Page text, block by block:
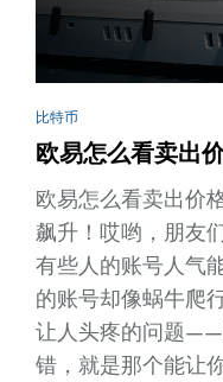
比特币
欧易怎么看卖出
欧易怎么看卖出价
飙升！哎哟，朋友
有些人的账号人气
的账号却像蜗牛爬
让人头疼的问题
错，就是那个能让